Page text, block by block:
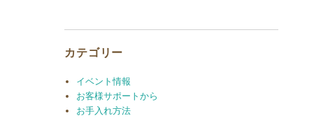
カテゴリー
イベント情報
お客様サポートから
お手入れ方法